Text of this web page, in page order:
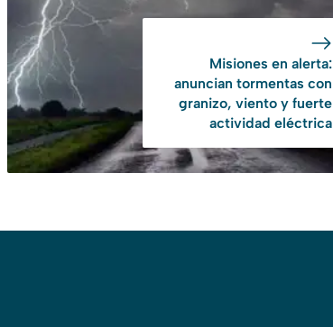
Misiones en alerta:
anuncian tormentas con
granizo, viento y fuerte
actividad eléctrica